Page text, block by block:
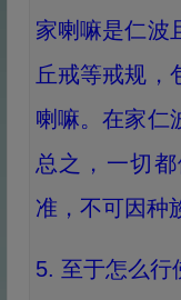
家喇嘛是仁波
丘戒等戒规，
喇嘛。在家仁
总之，一切
准，不可因种
5. 至于怎么行